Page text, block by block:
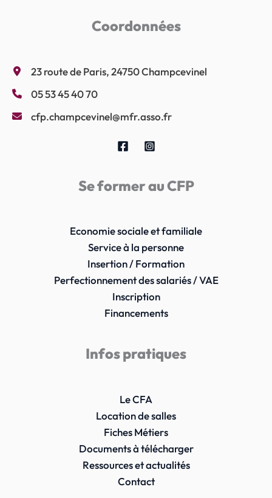
Coordonnées
23 route de Paris, 24750 Champcevinel
05 53 45 40 70
cfp.champcevinel@mfr.asso.fr
Se former au CFP
Economie sociale et familiale
Service à la personne
Insertion / Formation
Perfectionnement des salariés / VAE
Inscription
Financements
Infos pratiques
Le CFA
Location de salles
Fiches Métiers
Documents à télécharger
Ressources et actualités
Contact